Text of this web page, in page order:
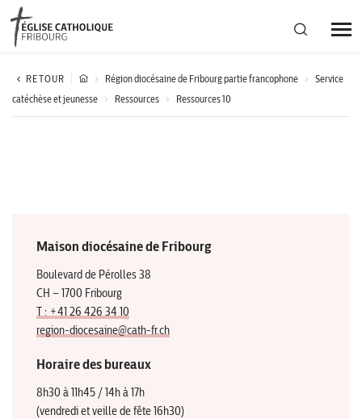
Région diocésaine
RETOUR Région diocésaine de Fribourg partie francophone
Service
catéchèse et jeunesse
Ressources Ressources 10
Maison diocésaine de Fribourg
Boulevard de Pérolles 38
CH – 1700 Fribourg
T : +41 26 426 34 10
region-diocesaine@cath-fr.ch
Horaire des bureaux
8h30 à 11h45 / 14h à 17h
(vendredi et veille de fête 16h30)